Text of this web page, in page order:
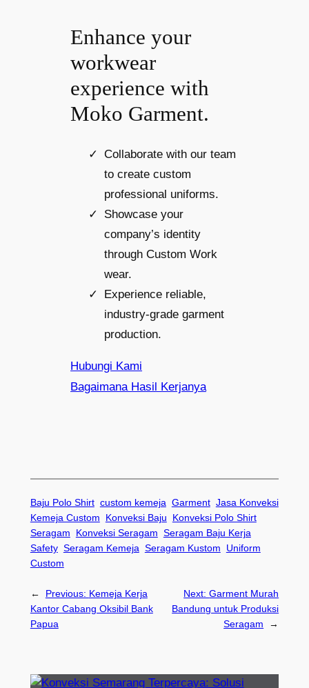
Enhance your
workwear
experience with
Moko Garment.
Collaborate with our team
to create custom
professional uniforms.
Showcase your
company’s identity
through Custom Work
wear.
Experience reliable,
industry-grade garment
production.
Hubungi Kami
Bagaimana Hasil Kerjanya
Baju Polo Shirt custom kemeja Garment Jasa Konveksi
Kemeja Custom
Konveksi Baju
Konveksi Polo Shirt
Seragam
Konveksi Seragam Seragam Baju Kerja
Safety Seragam Kemeja Seragam Kustom
Uniform
Custom
← Previous: Kemeja Kerja
Kantor Cabang Oksibil Bank
Papua
Next:Garment Murah
Bandung untuk Produksi
Seragam
→